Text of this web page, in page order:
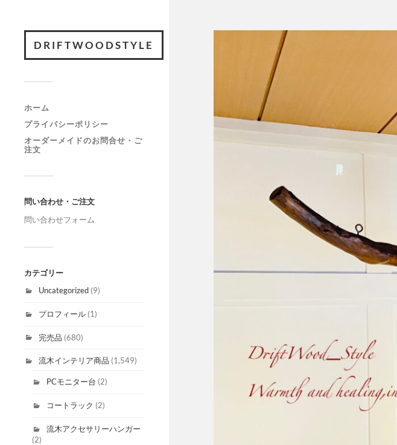
DRIFTWOODSTYLE
ホーム
プライバシーポリシー
オーダーメイドのお問合せ・ご
注文
問い合わせ・ご注文
問い合わせフォーム
カテゴリー
Uncategorized (9)
プロフィール (1)
完売品 (680)
流木インテリア商品 (1,549)
PCモニター台 (2)
コートラック (2)
流木アクセサリーハンガー
(2)